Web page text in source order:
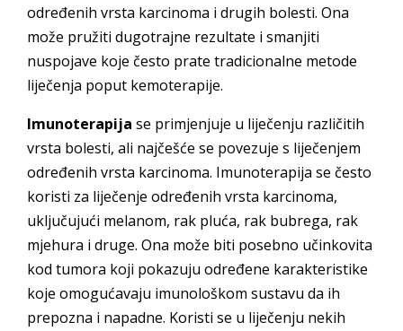
određenih vrsta karcinoma i drugih bolesti. Ona
može pružiti dugotrajne rezultate i smanjiti
nuspojave koje često prate tradicionalne metode
liječenja poput kemoterapije.
Imunoterapija se primjenjuje u liječenju različitih
vrsta bolesti, ali najčešće se povezuje s liječenjem
određenih vrsta karcinoma. Imunoterapija se često
koristi za liječenje određenih vrsta karcinoma,
uključujući melanom, rak pluća, rak bubrega, rak
mjehura i druge. Ona može biti posebno učinkovita
kod tumora koji pokazuju određene karakteristike
koje omogućavaju imunološkom sustavu da ih
prepozna i napadne. Koristi se u liječenju nekih